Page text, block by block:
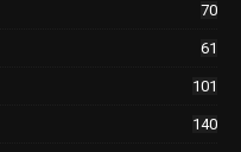
70
61
101
140